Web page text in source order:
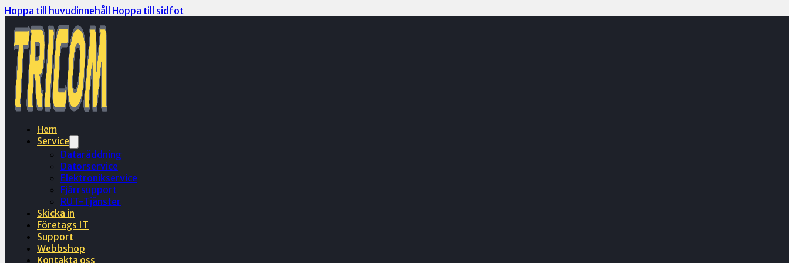
Hoppa till huvudinnehåll Hoppa till sidfot
Hem
Service
Dataräddning
Datorservice
Elektronikservice
Fjärrsupport
RUT-Tjänster
Skicka in
Företags IT
Support
Webbshop
Kontakta oss